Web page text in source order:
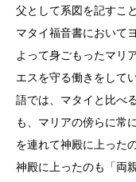
父として系図を記すこ
マタイ福音書において
よって身ごもったマリ
エスを守る働きをして
語では、マタイと比べ
も、マリアの傍らに常
を連れて神殿に上った
神殿に上ったのも「両